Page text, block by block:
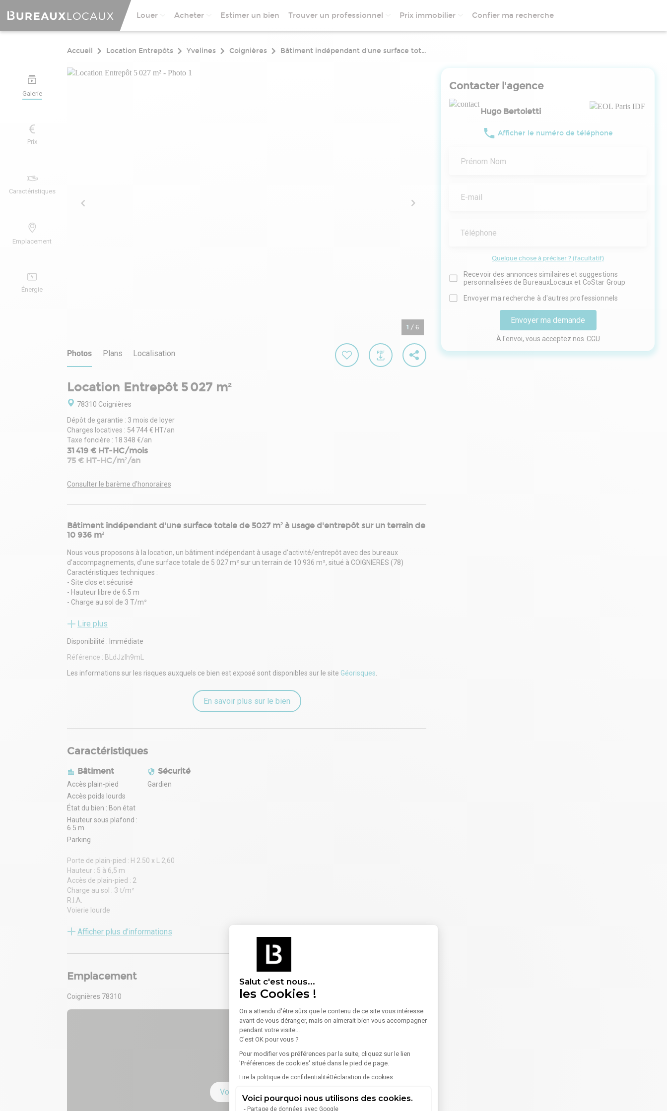
Salut c'est nous...
les Cookies !
On a attendu d'être sûrs que le contenu de ce site vous intéresse
avant de vous déranger, mais on aimerait bien vous accompagner
pendant votre visite...
C'est OK pour vous ?
Pour modifier vos préférences par la suite, cliquez sur le lien
'Préférences de cookies' situé dans le pied de page.
Lire la politique de confidentialitéDéclaration de cookies
Voici pourquoi nous utilisons des cookies.
Partage de données avec Google
Louer Acheter Estimer un bien Trouver un professionnel Prix immobilier Confier ma recherche
Galerie
Prix
Caractéristiques
Emplacement
Énergie
Accueil Location Entrepôts Yvelines Coignières Bâtiment indépendant d'une surface totale de 5027 m² à usage d'entrepôt sur un terrain de 10 936 m²
1 / 6
Photos Plans Localisation
Location Entrepôt 5 027 m²
78310 Coignières
Dépôt de garantie : 3 mois de loyer
Charges locatives : 54 744 € HT/an
Taxe foncière : 18 348 €/an
31 419 € HT-HC/mois
75 € HT-HC/m²/an
Consulter le barème d'honoraires
Bâtiment indépendant d'une surface totale de 5027 m² à usage d'entrepôt sur un terrain de
10 936 m²
Nous vous proposons à la location, un bâtiment indépendant à usage d'activité/entrepôt avec des bureaux
d'accompagnements, d'une surface totale de 5 027 m² sur un terrain de 10 936 m², situé à COIGNIERES (78)
Caractéristiques techniques :
- Site clos et sécurisé
- Hauteur libre de 6.5 m
- Charge au sol de 3 T/m²
- Voirie lourde
- Accès poids lourds
- Emplacements de parking VL
Accès routiers : A10 - N10 - N12
Lire plus
Disponibilité : Immédiate
Référence : BLdJzlh9mL
Les informations sur les risques auxquels ce bien est exposé sont disponibles sur le site Géorisques
En savoir plus sur le bien
Caractéristiques
Bâtiment
Accès plain-pied
Accès poids lourds
État du bien : Bon état
Hauteur sous plafond :
6.5 m
Parking
Sécurité
Gardien
Porte de plain-pied : H 2.50 x L 2,60
Hauteur : 5 à 6,5 m
Accès de plain-pied : 2
Charge au sol : 3 t/m²
R.I.A.
Voierie lourde
Afficher plus d'informations
Emplacement
Coignières 78310
Voir sur la carte
Contacter l'agence
Hugo Bertoletti
Afficher le numéro de téléphone
Prénom Nom
E-mail
Téléphone
Quelque chose à préciser ? (facultatif)
Recevoir des annonces similaires et suggestions
personnalisées de BureauxLocaux et CoStar Group
Envoyer ma recherche à d'autres professionnels
Envoyer ma demande
À l'envoi, vous acceptez nos CGU